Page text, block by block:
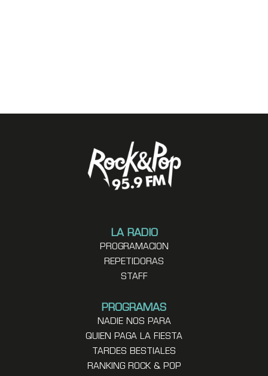
LA RADIO
PROGRAMACION
REPETIDORAS
STAFF
PROGRAMAS
NADIE NOS PARA
QUIEN PAGA LA FIESTA
TARDES BESTIALES
RANKING ROCK & POP